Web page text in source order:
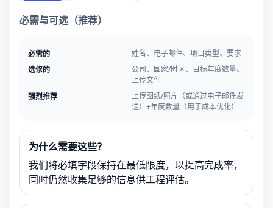
必需与可选（推荐）
必需的
姓名、电子邮件、项目类型、要求
选修的
公司、国家/时区、目标年度数量、
上传文件
强烈推荐
上传图纸/照片（或通过电子邮件发
送）+年度数量（用于成本优化）
为什么需要这些？
我们将必填字段保持在最低限度，以提高完成率，
同时仍然收集足够的信息供工程评估。